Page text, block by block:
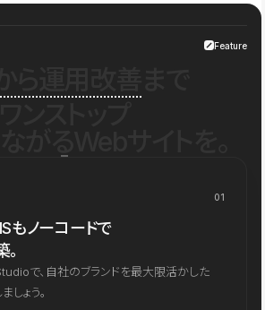
Feature
01
もノーコードで
で、自社のブランドを最大限活かした
しょう。